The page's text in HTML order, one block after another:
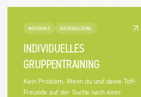
MOTORRAD WEITERBILDUNG
INDIVIDUELLES
GRUPPENTRAINING
Kein Problem. Wenn du und deine Töff-
Freunde auf der Suche nach einer